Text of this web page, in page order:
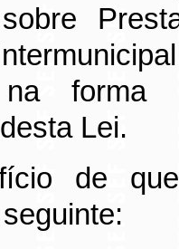
na forma
Lei.
de